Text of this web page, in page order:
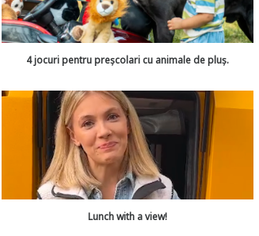
4 jocuri pentru preșcolari cu animale de pluș.
Lunch with a view!